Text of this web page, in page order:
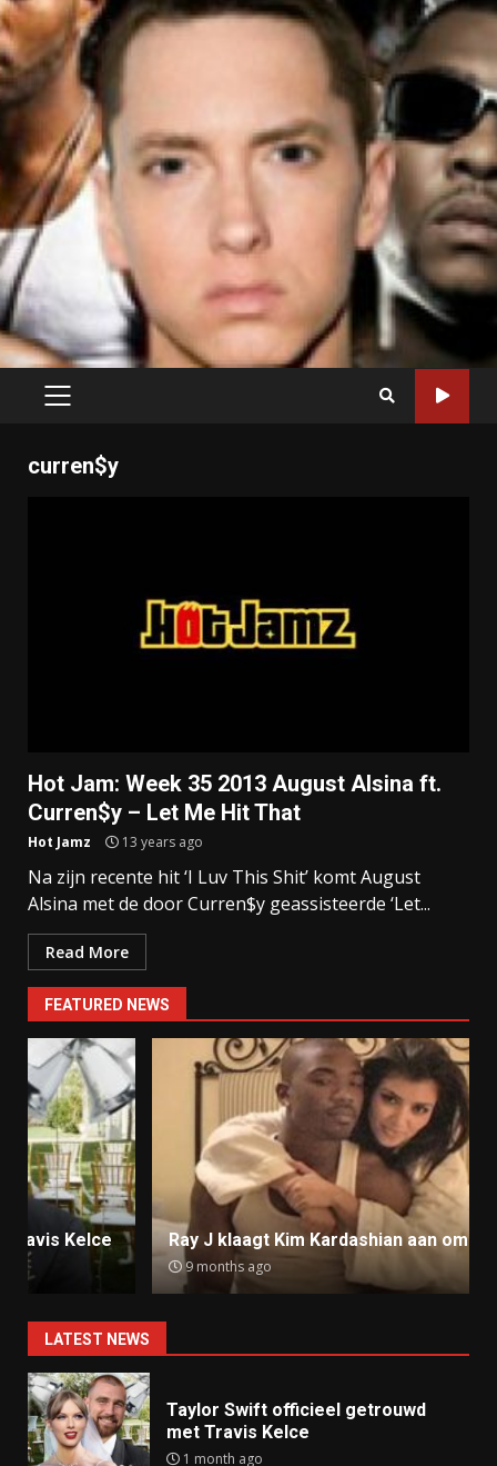
PRIMARY
curren$y
Hot Jam: Week 35 2013 August Alsina ft.
Curren$y – Let Me Hit That
Hot Jamz 13 years ago
Na zijn recente hit ‘I Luv This Shit’ komt August
Alsina met de door Curren$y geassisteerde ‘Let...
Read More
FEATURED NEWS
Ray J klaagt Kim Kardashian aan om sekstape
9 months ago
LATEST NEWS
Taylor Swift officieel getrouwd
met Travis Kelce
1 month ago